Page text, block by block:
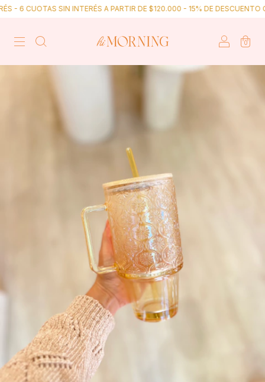
CUOTAS SIN INTERÉS A PARTIR DE $120.000 - 15% DE DESCUENTO
0